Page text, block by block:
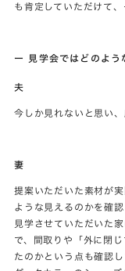
も肯定していただけて
ー 見学会ではどのよう
夫
今しか見れないと思い
妻
提案いただいた素材が
ような見えるのかを確認
見学させていただいた
で、間取りや「外に閉
たのかという点も確認し